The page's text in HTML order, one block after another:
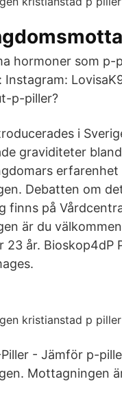
hormoner som
p-piller?
i
graviditeter
Debatten om
finns på
är du
23 år. Bioskop4dP
- Jämför p-
Mottagningen